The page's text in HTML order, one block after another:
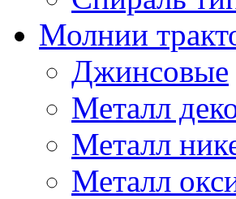
Молнии
Джинсовые
Металл
Металл
Металл